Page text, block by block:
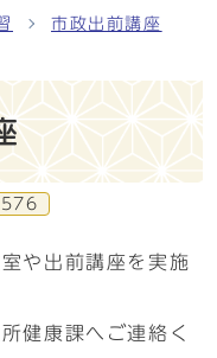
市政出前講座
や出前講座を実施
健康課へご連絡く